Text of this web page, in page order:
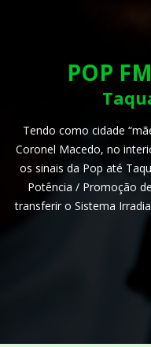
POP
Tendo como cidade
Coronel Macedo, no
os sinais da Pop até
Potência / Promoção
transferir o Sistema